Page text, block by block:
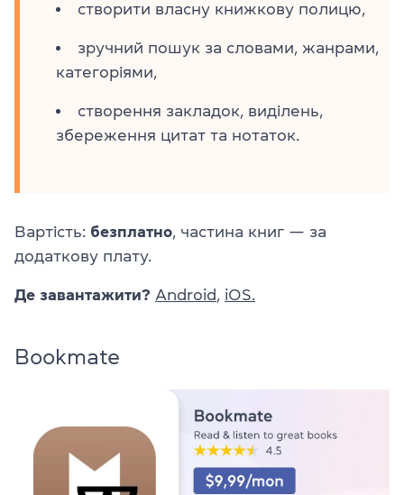
створити власну книжкову полицю,
зручний пошук за словами, жанрами,
категоріями,
створення закладок, виділень,
збереження цитат та нотаток.
Вартість: безплатно, частина книг — за
додаткову плату.
Де завантажити? Android, iOS.
Bookmate